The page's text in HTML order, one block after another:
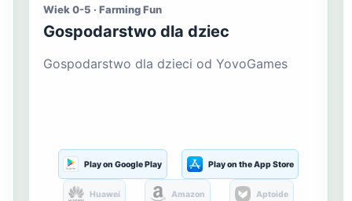
Wiek 0-5 · Farming Fun
Gospodarstwo dla dziec
Gospodarstwo dla dzieci od YovoGames
Play on Google Play Play on the App Store
Huawei Amazon Aptoide